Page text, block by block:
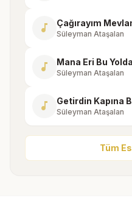
music_note Çağırayım
Süleyman Ataşalan
music_note Mana Eri Bu Yolda
Süleyman Ataşalan
music_note Getirdin Kapına
Süleyman Ataşalan
Tüm